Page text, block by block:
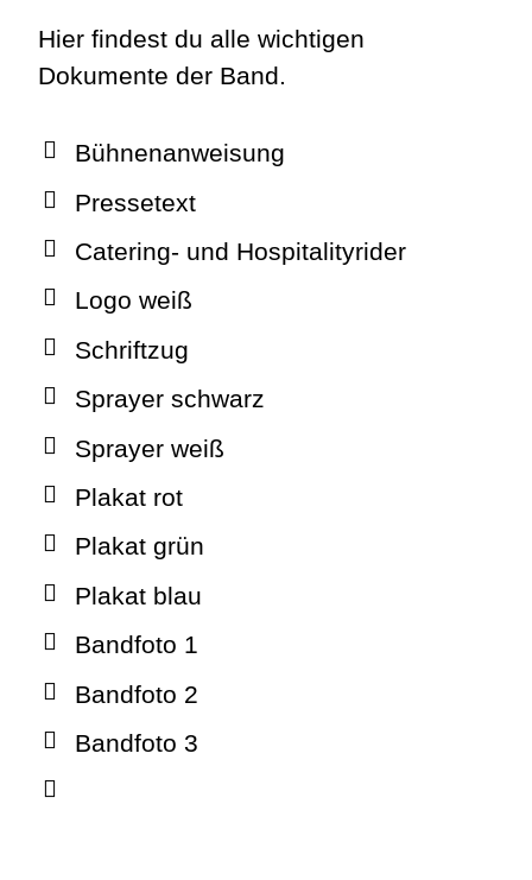
Hier findest du alle wichtigen
Dokumente der Band.
Bühnenanweisung
Pressetext
Catering- und Hospitalityrider
Logo weiß
Schriftzug
Sprayer schwarz
Sprayer weiß
Plakat rot
Plakat grün
Plakat blau
Bandfoto 1
Bandfoto 2
Bandfoto 3